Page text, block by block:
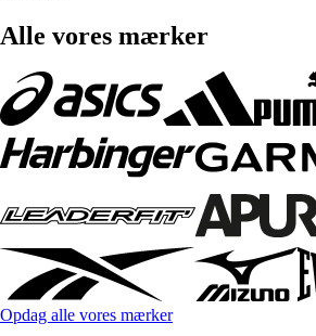
Alle vores mærker
Opdag alle vores mærker